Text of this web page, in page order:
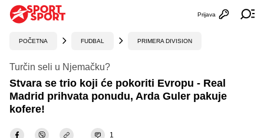
Otvori
Prijava
POČETNA FUDBAL PRIMERA DIVISION
Turčin seli u Njemačku?
Stvara se trio koji će pokoriti Evropu - Real
Madrid prihvata ponudu, Arda Guler pakuje
kofere!
1